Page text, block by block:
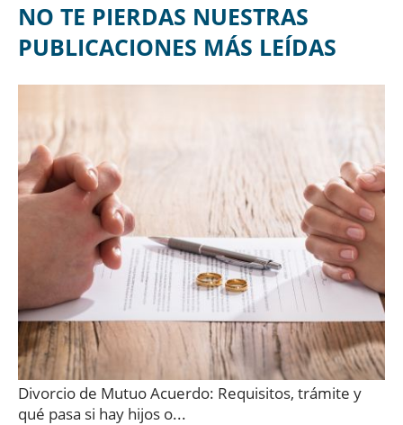
NO TE PIERDAS NUESTRAS
PUBLICACIONES MÁS LEÍDAS
Divorcio de Mutuo Acuerdo: Requisitos, trámite y
qué pasa si hay hijos o...